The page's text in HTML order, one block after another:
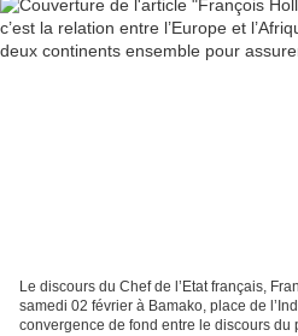
Le discours du Chef de l’Etat français,
samedi 02 février à Bamako, place de
convergence de fond entre le discours